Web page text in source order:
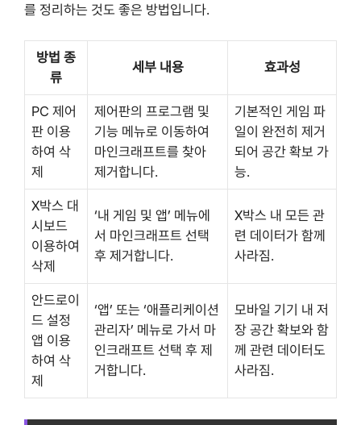
를 정리하는 것도 좋은 방법입니다.
방법 종
류
세부 내용 효과성
PC 제어
판 이용
하여 삭
제
제어판의 프로그램 및
기능 메뉴로 이동하여
마인크래프트를 찾아
제거합니다.
기본적인 게임 파
일이 완전히 제거
되어 공간 확보 가
능.
X박스 대
시보드
이용하여
삭제
‘내 게임 및 앱’ 메뉴에
서 마인크래프트 선택
후 제거합니다.
X박스 내 모든 관
련 데이터가 함께
사라짐.
안드로이
드 설정
앱 이용
하여 삭
제
‘앱’ 또는 ‘애플리케이션
관리자’ 메뉴로 가서 마
인크래프트 선택 후 제
거합니다.
모바일 기기 내 저
장 공간 확보와 함
께 관련 데이터도
사라짐.